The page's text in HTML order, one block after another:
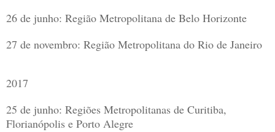
26 de junho: Região Metropolitana de Belo Horizonte
27 de novembro: Região Metropolitana do Rio de Janeiro
2017
25 de junho: Regiões Metropolitanas de Curitiba,
Florianópolis e Porto Alegre